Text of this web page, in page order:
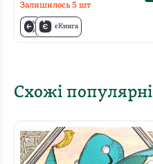
Залишилось 5 шт
єКнига
Схожі популярні